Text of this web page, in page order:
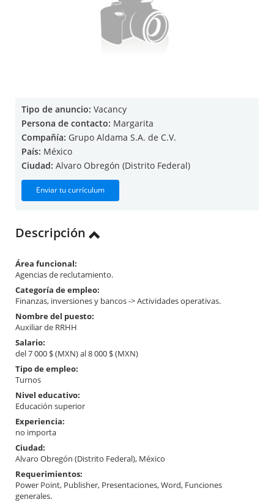
Tipo de anuncio: Vacancy
Persona de contacto: Margarita
Compañía: Grupo Aldama S.A. de C.V.
País: México
Ciudad: Alvaro Obregón (Distrito Federal)
Enviar tu currículum
Descripción
Área funcional:
Agencias de reclutamiento.
Categoría de empleo:
Finanzas, inversiones y bancos -> Actividades operativas.
Nombre del puesto:
Auxiliar de RRHH
Salario:
del 7 000 $ (MXN) al 8 000 $ (MXN)
Tipo de empleo:
Turnos
Nivel educativo:
Educación superior
Experiencia:
no importa
Ciudad:
Alvaro Obregón (Distrito Federal), México
Requerimientos:
Power Point, Publisher, Presentaciones, Word, Funciones
generales.